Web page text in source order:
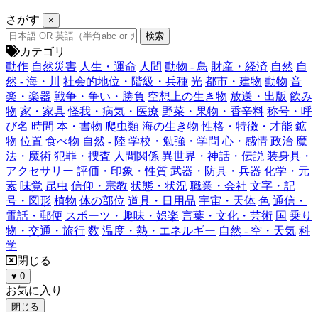
さがす ×
カテゴリ
動作 自然災害 人生・運命 人間 動物 - 鳥 財産・経済 自然 自
然 - 海・川
社会的地位・階級・兵種 光 都市・建物 動物 音
楽・楽器 戦争・争い・勝負 空想上の生き物 放送・出版 飲み
物 家・家具 怪我・病気・医療 野菜・果物・香辛料 称号・呼
び名 時間 本・書物 爬虫類 海の生き物 性格・特徴・才能 鉱
物 位置 食べ物 自然 - 陸 学校・勉強・学問 心・感情 政治 魔
法・魔術 犯罪・捜査 人間関係 異世界・神話・伝説 装身具・
アクセサリー 評価・印象・性質 武器・防具・兵器 化学・元
素 味覚 昆虫 信仰・宗教 状態・状況 職業・会社 文字・記
号・図形 植物 体の部位 道具・日用品 宇宙・天体 色 通信・
電話・郵便 スポーツ・趣味・娯楽 言葉・文化・芸術 国 乗り
物・交通・旅行 数 温度・熱・エネルギー 自然 - 空・天気 科
学
閉じる
♥ 0
お気に入り
閉じる